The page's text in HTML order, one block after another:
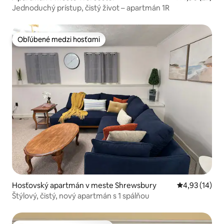
Jednoduchý prístup, čistý život – apartmán 1R
Obľúbené medzi hosťami
Obľúbené medzi hosťami
Hosťovský apartmán v meste Shrewsbury Priemerné
4,93 (14)
Štýlový, čistý, nový apartmán s 1 spálňou